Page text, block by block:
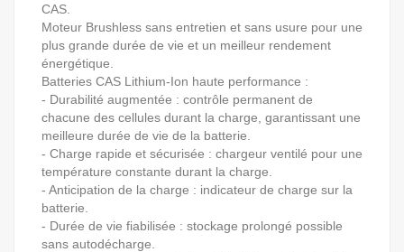
CAS.
Moteur Brushless sans entretien et sans usure pour une
plus grande durée de vie et un meilleur rendement
énergétique.
Batteries CAS Lithium-Ion haute performance :
- Durabilité augmentée : contrôle permanent de
chacune des cellules durant la charge, garantissant une
meilleure durée de vie de la batterie.
- Charge rapide et sécurisée : chargeur ventilé pour une
température constante durant la charge.
- Anticipation de la charge : indicateur de charge sur la
batterie.
- Durée de vie fiabilisée : stockage prolongé possible
sans autodécharge.